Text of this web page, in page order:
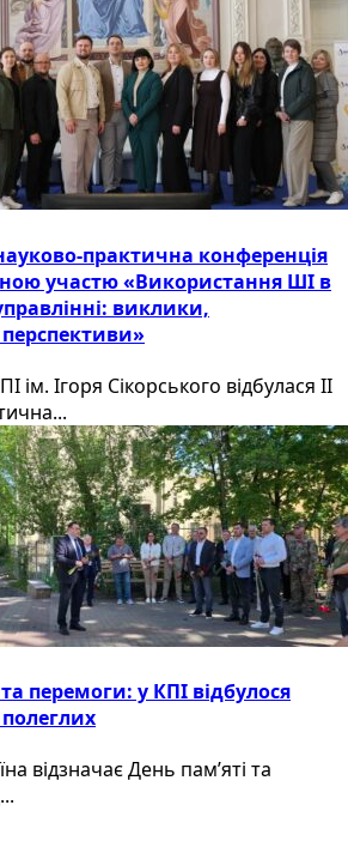
науково-практична конференція
участю «Використання ШІ в
виклики,
ім. Ігоря Сікорського відбулася ІІ
перемоги: у КПІ відбулося
відзначає День пам’яті та